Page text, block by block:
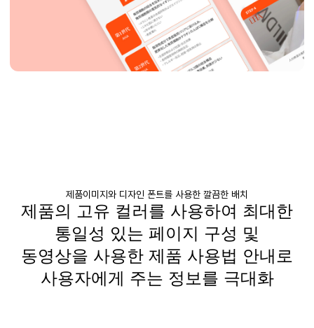
제품이미지와 디자인 폰트를 사용한 깔끔한 배치
제품의 고유 컬러를 사용하여 최대한
통일성 있는 페이지 구성 및
동영상을 사용한 제품 사용법 안내로
사용자에게 주는 정보를 극대화